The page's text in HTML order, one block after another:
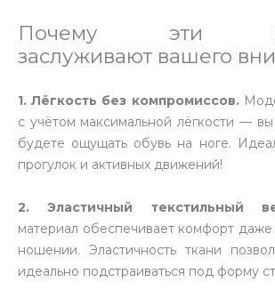
Почему эти
заслуживают вашего
1. Лёгкость без компромиссов.
с учётом максимальной лёгкости —
будете ощущать обувь на ноге.
прогулок и активных движений!
2. Эластичный текстильный
материал обеспечивает комфорт
ношении. Эластичность ткани
идеально подстраиваться под форму